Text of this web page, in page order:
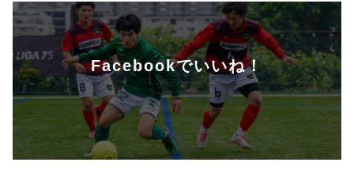
Facebookでいいね！